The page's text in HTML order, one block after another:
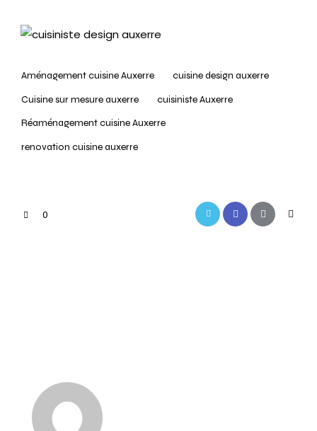
Aménagement cuisine Auxerre
cuisine design auxerre
Cuisine sur mesure auxerre
cuisiniste Auxerre
Réaménagement cuisine Auxerre
renovation cuisine auxerre
0